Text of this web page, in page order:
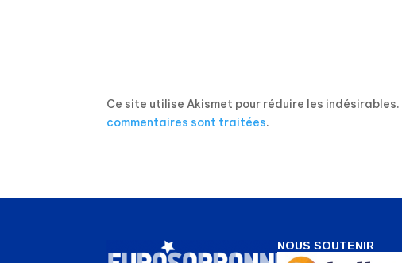
Ce site utilise Akismet pour réduire les indésirables.
commentaires sont traitées.
NOUS SOUTENIR